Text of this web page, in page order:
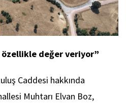
özellikle değer veriyor”
Caddesi hakkında
Muhtarı Elvan Boz,